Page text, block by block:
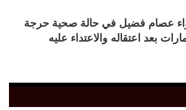
عصام فضيل في حالة صحية حرجة
بعد اعتقاله والاعتداء عليه